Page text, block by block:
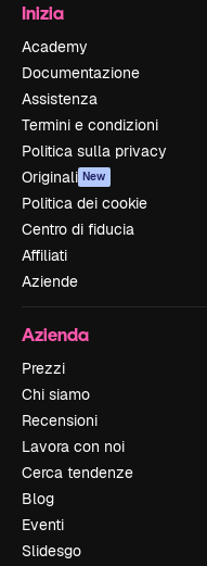
Inizia
Academy
Documentazione
Assistenza
Termini e condizioni
Politica sulla privacy
Originali New
Politica dei cookie
Centro di fiducia
Affiliati
Aziende
Azienda
Prezzi
Chi siamo
Recensioni
Lavora con noi
Cerca tendenze
Blog
Eventi
Slidesgo